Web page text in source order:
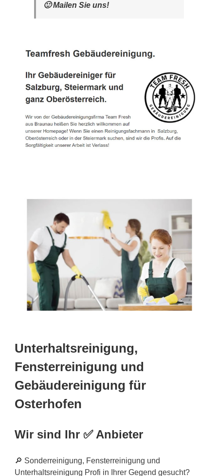
🙂 Mailen Sie uns!
Unterhaltsreinigung,
Fensterreinigung und
Gebäudereinigung für
Osterhofen
Wir sind Ihr ✅ Anbieter
🔎 Sonderreinigung, Fensterreinigung und
Unterhaltsreinigung Profi in Ihrer Gegend gesucht?